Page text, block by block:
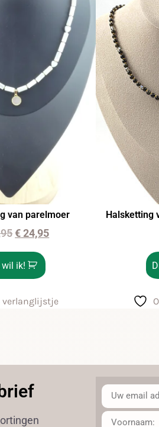
van parelmoer
€24,95
wil ik!
verlanglijstje
Halsketting